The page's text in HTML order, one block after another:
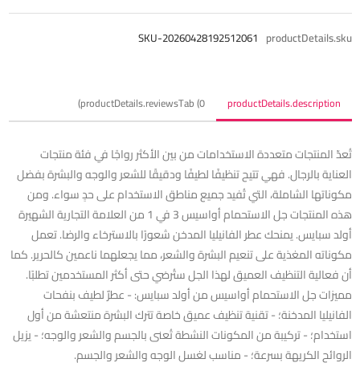
productDetails.sku
SKU-20260428192512061
productDetails.description
productDetails.reviewsTab (0)
تُعدّ المنتجات متعددة الاستخدامات من بين الأكثر رواجًا في فئة منتجات
العناية بالرجال. فهي تتيح تنظيفًا لطيفًا ودقيقًا للشعر والوجه والبشرة بفضل
مكوناتها الشاملة، التي تُفيد جميع مناطق الاستخدام على حدٍ سواء. ومن
هذه المنتجات جل الاستحمام أواسيس 3 في 1 من العلامة التجارية الشهيرة
أولد سبايس. يمنحك عطر الفانيليا المدخن شعورًا بالاسترخاء والرضا. تعمل
مكوناته المغذية على تنعيم البشرة والشعر، مما يجعلهما ناعمين كالحرير. كما
أن فعالية التنظيف العميق لهذا الجل ستُرضي حتى أكثر المستخدمين تطلبًا.
مميزات جل الاستحمام أواسيس من أولد سبايس: - عطرٌ لطيف بنفحات
الفانيليا المدخنة؛ - تقنية تنظيف عميق خاصة تترك البشرة منتعشة من أول
استخدام؛ - تركيبة من المكونات النشطة تُعنى بالجسم والشعر والوجه؛ - يزيل
الروائح الكريهة بسرعة؛ - مناسب لغسل الوجه والشعر والجسم.